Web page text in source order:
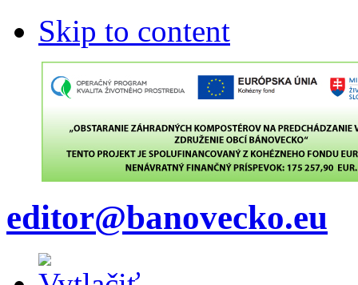
Skip to content
editor@banovecko.eu